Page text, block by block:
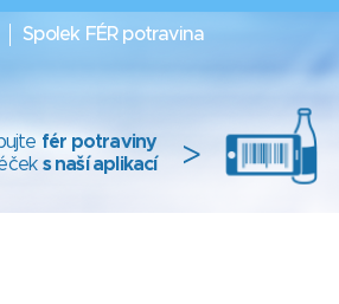
Spolek FÉR potravina
fér potraviny
s naší aplikací >